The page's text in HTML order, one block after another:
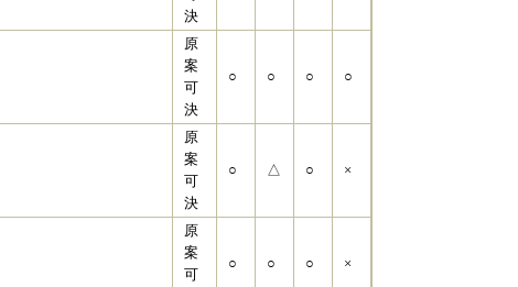
決
原
案
可
決
○ ○ ○ ○
原
案
可
決
○ △ ○ ×
原
案
可
○ ○ ○ ×